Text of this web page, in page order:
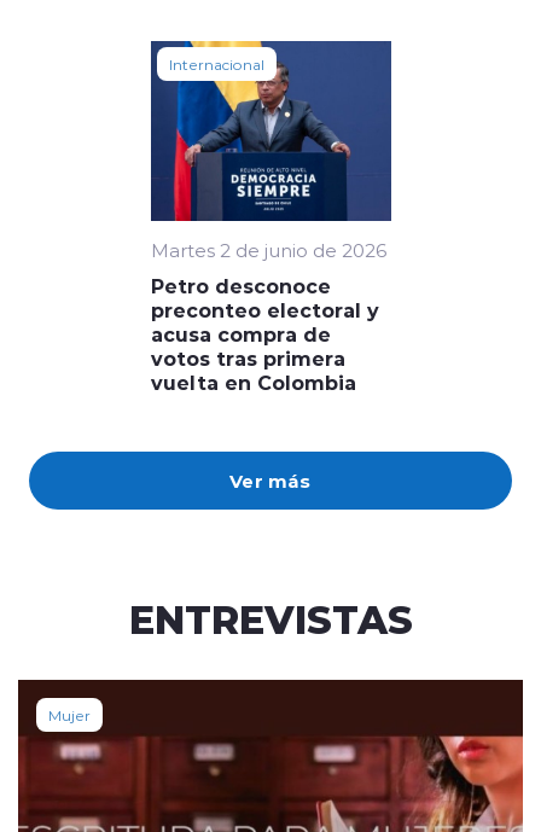
Ver más
Internacional
Martes 2 de junio de 2026
Petro desconoce
preconteo electoral y
acusa compra de
votos tras primera
vuelta en Colombia
ENTREVISTAS
Mujer